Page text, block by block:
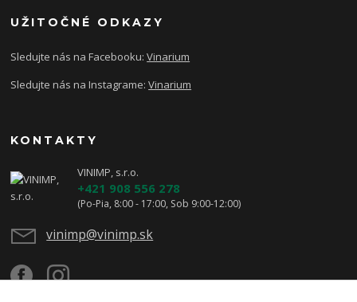
UŽITOČNÉ ODKAZY
Sledujte nás na Facebooku:Vinarium
Sledujte nás na Instagrame:Vinarium
KONTAKTY
VINIMP, s.r.o.
+421 908 556 278
(Po-Pia, 8:00 - 17:00, Sob 9:00-12:00)
vinimp@vinimp.sk